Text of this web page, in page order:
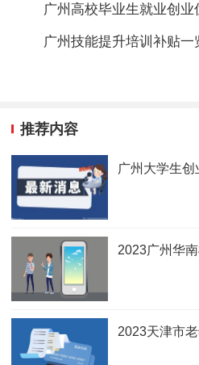
广州高校毕业生就业创业
广州技能提升培训补贴一
推荐内容
广州大学生
2023广州华
2023天津市